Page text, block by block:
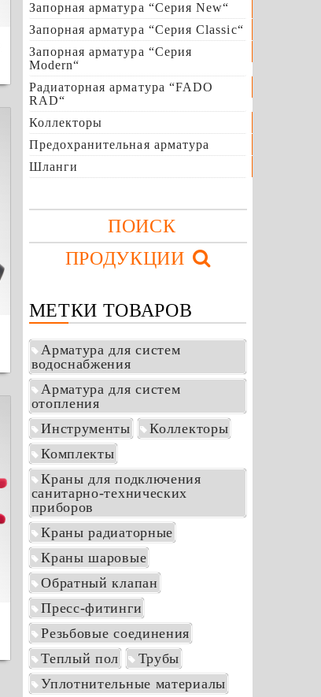
Запорная арматура “Серия New“
Запорная арматура “Серия Сlassic“
Запорная арматура “Серия
Modern“
Радиаторная арматура “FADO
RAD“
Коллекторы
Предохранительная арматура
Шланги
ПОИСК
ПРОДУКЦИИ
МЕТКИ ТОВАРОВ
Арматура для систем
водоснабжения
Арматура для систем
отопления
Инструменты
Коллекторы
Комплекты
Краны для подключения
санитарно-технических
приборов
Краны радиаторные
Краны шаровые
Обратный клапан
Пресс-фитинги
Резьбовые соединения
Теплый пол
Трубы
Уплотнительные материалы